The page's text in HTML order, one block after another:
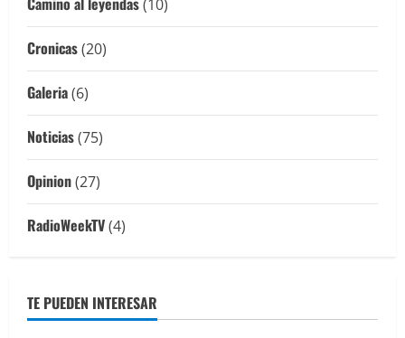
(10)
Cronicas(20)
Galeria(6)
Noticias(75)
Opinion(27)
RadioWeekTV(4)
TE PUEDEN INTERESAR